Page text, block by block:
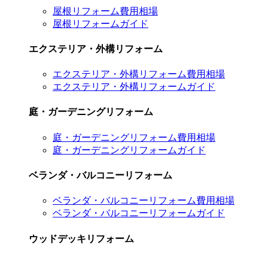
屋根リフォーム費用相場
屋根リフォームガイド
エクステリア・外構リフォーム
エクステリア・外構リフォーム費用相場
エクステリア・外構リフォームガイド
庭・ガーデニングリフォーム
庭・ガーデニングリフォーム費用相場
庭・ガーデニングリフォームガイド
ベランダ・バルコニーリフォーム
ベランダ・バルコニーリフォーム費用相場
ベランダ・バルコニーリフォームガイド
ウッドデッキリフォーム